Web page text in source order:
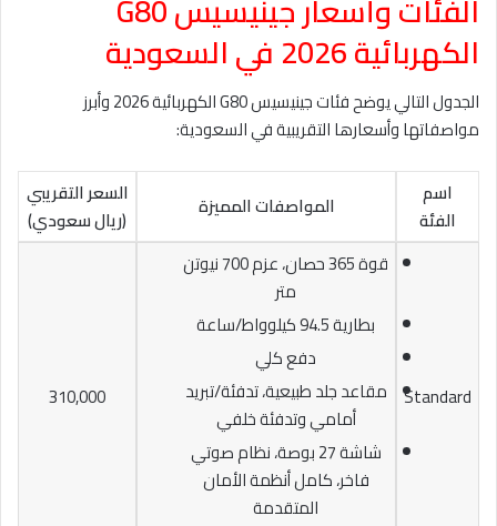
الكهربائية 2026 في السعودية
الجدول التالي يوضح فئات جينيسيس G80 الكهربائية 2026 وأبرز
مواصفاتها وأسعارها التقريبية في السعودية:
اسم
الفئة
المواصفات المميزة
السعر التقريبي
(ريال سعودي)
Standard
قوة 365 حصان، عزم 700 نيوتن
متر
بطارية 94.5 كيلوواط/ساعة
دفع كلي
مقاعد جلد طبيعية، تدفئة/تبريد
أمامي وتدفئة خلفي
شاشة 27 بوصة، نظام صوتي
فاخر، كامل أنظمة الأمان
المتقدمة
310,000